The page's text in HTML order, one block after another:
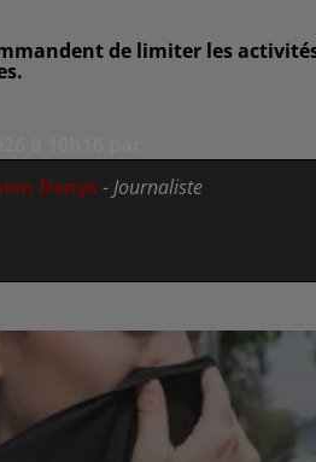
de limiter les
Denys -Journaliste